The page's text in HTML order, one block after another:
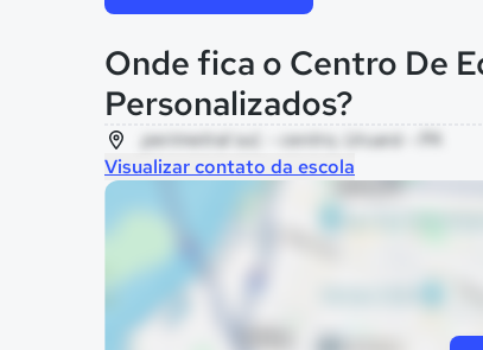
Onde fica o Centro De
Personalizados?
perimetral sul, - centro, Uruará - PA
Visualizar contato da escola